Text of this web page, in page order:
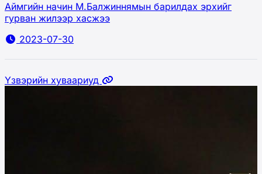
Аймгийн начин М.Балжиннямын барилдах эрхийг
гурван жилээр хасжээ
2023-07-30
Үзвэрийн хуваариуд